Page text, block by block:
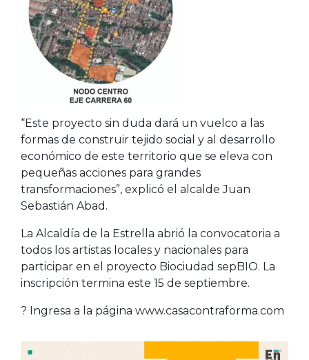
“Este proyecto sin duda dará un vuelco a las
formas de construir tejido social y al desarrollo
económico de este territorio que se eleva con
pequeñas acciones para grandes
transformaciones”, explicó el alcalde Juan
Sebastián Abad.
La Alcaldía de la Estrella abrió la convocatoria a
todos los artistas locales y nacionales para
participar en el proyecto Biociudad sepBIO. La
inscripción termina este 15 de septiembre.
? Ingresa a la página www.casacontraforma.com